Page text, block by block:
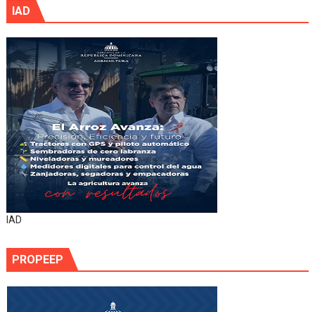
IAD
IAD
PROPEEP